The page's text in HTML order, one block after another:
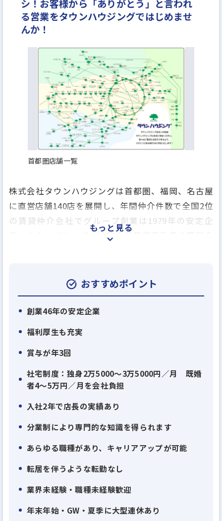
研修制度あり
転勤なし
残業少ない
女性が活躍中
ノルマ無し
離職率5％以下
平均年齢20代
シ！お客様から「ありがとう」と言われ
る営業をタウンハウジングではじめませ
んか！
首都圏店舗一覧
株式会社タウンハウジングは首都圏、福岡、名古屋
に直営店舗140店を展開し、年間仲介件数で全国2位
の賃貸仲介会社でグループ創業は1979年の安定企
業、タウングループには独立系賃貸不動産の管理会
飲食事業を行う会社など、グループ全17社で総合生
活関連のあらゆるサービスを提供しております。
もっと見る
おすすめポイント
創業46年の安定企業
福利厚生も充実
賞与が年3回
社宅制度：独身2万5000～3万5000円／月 既婚
者4～5万円／月を会社負担
入社2年で店長の実績あり
分業制により専門的な知識を得られます
あらゆる職種があり、キャリアアップが可能
転居を伴うような転勤なし
業界未経験・職種未経験歓迎
年末年始・GW・夏季に大型連休あり